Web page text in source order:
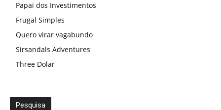
Papai dos Investimentos
Frugal Simples
Quero virar vagabundo
Sirsandals Adventures
Three Dolar
Pesquisa